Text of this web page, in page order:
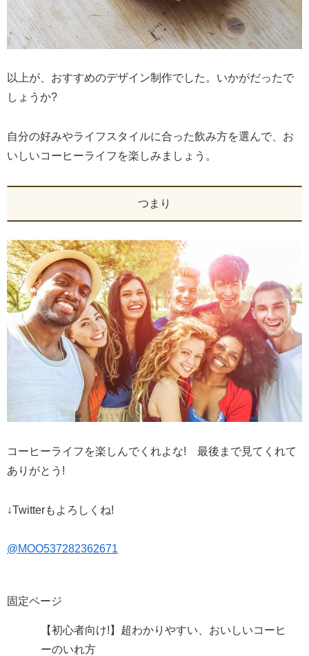
以上が、おすすめのデザイン制作でした。いかがだったで
しょうか?
自分の好みやライフスタイルに合った飲み方を選んで、お
いしいコーヒーライフを楽しみましょう。
つまり
コーヒーライフを楽しんでくれよな! 最後まで見てくれて
ありがとう!
↓Twitterもよろしくね!
@MOO537282362671
固定ページ
【初心者向け!】超わかりやすい、おいしいコーヒ
ーのいれ方